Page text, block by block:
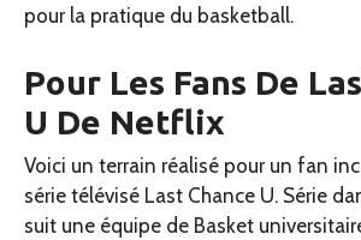
pour la pratique du basketball.
Pour Les Fans De
U De Netflix
Voici un terrain réalisé pour un fan
série télévisé Last Chance U. Série
suit une équipe de Basket